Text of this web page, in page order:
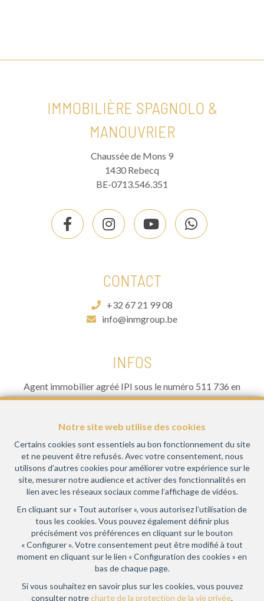
Notre site web utilise des cookies
Certains cookies sont essentiels au bon fonctionnement du site
et ne peuvent être refusés. Avec votre consentement, nous
utilisons d’autres cookies pour améliorer votre expérience sur le
site, mesurer notre audience et activer des fonctionnalités en
lien avec les réseaux sociaux comme l’affichage de vidéos.
En cliquant sur « Tout autoriser », vous autorisez l’utilisation de
tous les cookies. Vous pouvez également définir plus
précisément vos préférences en cliquant sur le bouton
« Configurer ». Votre consentement peut être modifié à tout
moment en cliquant sur le lien « Configuration des cookies » en
bas de chaque page.
Si vous souhaitez en savoir plus sur les cookies, vous pouvez
consulter notrecharte de la protection de la vie privée.
IMMOBILIÈRE SPAGNOLO &
MANOUVRIER
Chaussée de Mons 9
1430 Rebecq
BE-0713.546.351
CONTACT
+32 67 21 99 08
info@inmgroup.be
INFOS
Agent immobilier agréé IPI sous le numéro 511 736 en
Belgique- Instance de contrôle: Institut professionnel des
(+32 2 505 38 50 - info@ipi.be) - Soumis au
déontologique de l’ IPI
RC professionnelle et cautionnement via AXA Belgium SA,
Place du Trône 1, 1000 Bruxelles – police n° 730.390.160.
Couverture valable pour les activités réalisées en Belgique
Conditions générales d'utilisation du site
Charte de la protection de la vie privée
Configuration des cookies